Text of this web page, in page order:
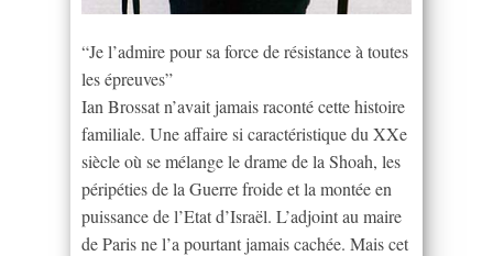
“Je l’admire pour sa force de résistance à toutes
les épreuves”
Ian Brossat n’avait jamais raconté cette histoire
familiale. Une affaire si caractéristique du XXe
siècle où se mélange le drame de la Shoah, les
péripéties de la Guerre froide et la montée en
puissance de l’Etat d’Israël. L’adjoint au maire
de Paris ne l’a pourtant jamais cachée. Mais cet